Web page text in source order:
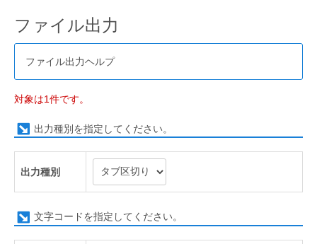
ファイル出力
ファイル出力ヘルプ
対象は1件です。
出力種別を指定してください。
出力種別
文字コードを指定してください。